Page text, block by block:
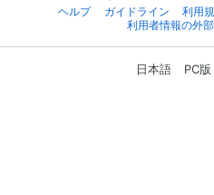
ヘルプ
ガイドライン 利用
利用者情報の外
日本語 PC版